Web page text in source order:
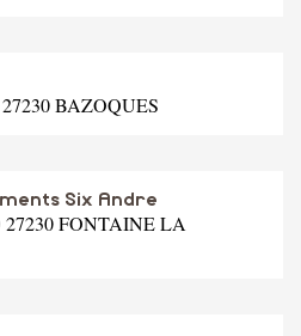
BAZOQUES
Six Andre
FONTAINE LA